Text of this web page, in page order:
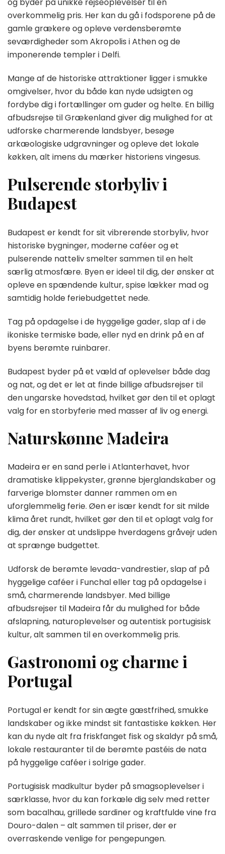
og byder på unikke rejseoplevelser til en
overkommelig pris. Her kan du gå i fodsporene på de
gamle grækere og opleve verdensberømte
seværdigheder som Akropolis i Athen og de
imponerende templer i Delfi.
Mange af de historiske attraktioner ligger i smukke
omgivelser, hvor du både kan nyde udsigten og
fordybe dig i fortællinger om guder og helte. En billig
afbudsrejse til Grækenland giver dig mulighed for at
udforske charmerende landsbyer, besøge
arkæologiske udgravninger og opleve det lokale
køkken, alt imens du mærker historiens vingesus.
Pulserende storbyliv i
Budapest
Budapest er kendt for sit vibrerende storbyliv, hvor
historiske bygninger, moderne caféer og et
pulserende natteliv smelter sammen til en helt
særlig atmosfære. Byen er ideel til dig, der ønsker at
opleve en spændende kultur, spise lækker mad og
samtidig holde feriebudgettet nede.
Tag på opdagelse i de hyggelige gader, slap af i de
ikoniske termiske bade, eller nyd en drink på en af
byens berømte ruinbarer.
Budapest byder på et væld af oplevelser både dag
og nat, og det er let at finde billige afbudsrejser til
den ungarske hovedstad, hvilket gør den til et oplagt
valg for en storbyferie med masser af liv og energi.
Naturskønne Madeira
Madeira er en sand perle i Atlanterhavet, hvor
dramatiske klippekyster, grønne bjerglandskaber og
farverige blomster danner rammen om en
uforglemmelig ferie. Øen er især kendt for sit milde
klima året rundt, hvilket gør den til et oplagt valg for
dig, der ønsker at undslippe hverdagens gråvejr uden
at sprænge budgettet.
Udforsk de berømte levada-vandrestier, slap af på
hyggelige caféer i Funchal eller tag på opdagelse i
små, charmerende landsbyer. Med billige
afbudsrejser til Madeira får du mulighed for både
afslapning, naturoplevelser og autentisk portugisisk
kultur, alt sammen til en overkommelig pris.
Gastronomi og charme i
Portugal
Portugal er kendt for sin ægte gæstfrihed, smukke
landskaber og ikke mindst sit fantastiske køkken. Her
kan du nyde alt fra friskfanget fisk og skaldyr på små,
lokale restauranter til de berømte pastéis de nata
på hyggelige caféer i solrige gader.
Portugisisk madkultur byder på smagsoplevelser i
særklasse, hvor du kan forkæle dig selv med retter
som bacalhau, grillede sardiner og kraftfulde vine fra
Douro-dalen – alt sammen til priser, der er
overraskende venlige for pengepungen.